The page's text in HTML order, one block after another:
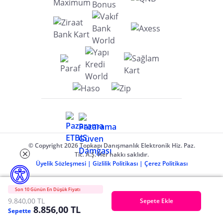
Son 10 Günün En Düşük Fiyatı
9.840,00 TL
Sepette 8.856,00 TL
Sepete Ekle
© Copyright 2026 Topkapı Danışmanlık Elektronik Hiz. Paz.
Tic. A.Ş. Her hakkı saklıdır.
Üyelik Sözleşmesi | Gizlilik Politikası | Çerez Politikası